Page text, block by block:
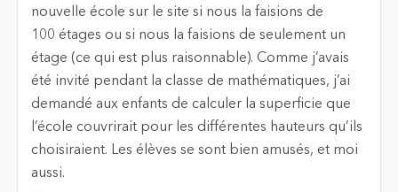
nouvelle école sur le site si nous la faisions de
100 étages ou si nous la faisions de seulement un
étage (ce qui est plus raisonnable). Comme j’avais
été invité pendant la classe de mathématiques, j’ai
demandé aux enfants de calculer la superficie que
l’école couvrirait pour les différentes hauteurs qu’ils
choisiraient. Les élèves se sont bien amusés, et moi
aussi.